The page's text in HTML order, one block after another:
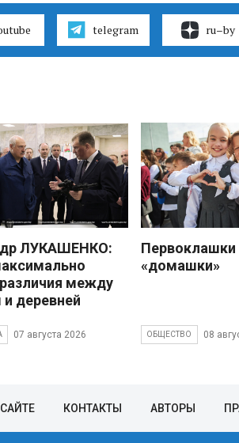
telegram ru–by
ЛУКАШЕНКО:
между
деревней
07 августа 2026
Первоклашки
«домашки»
ОБЩЕСТВО 08
КОНТАКТЫ АВТОРЫ